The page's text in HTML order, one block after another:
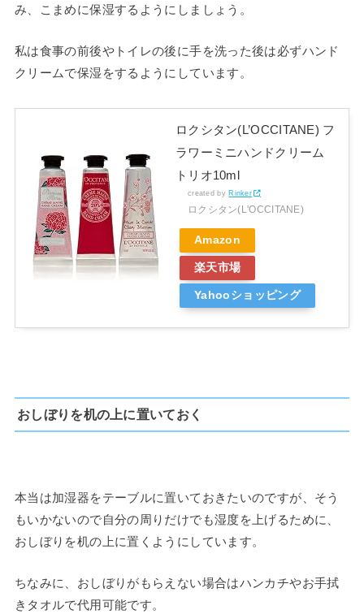
み、こまめに保湿するようにしましょう。
私は食事の前後やトイレの後に手を洗った後は必ずハンド
クリームで保湿をするようにしています。
ロクシタン(L’OCCITANE) フ
ラワーミニハンドクリーム
トリオ10ml
created by Rinker
ロクシタン(L'OCCITANE)
Amazon
楽天市場
Yahooショッピング
おしぼりを机の上に置いておく
本当は加湿器をテーブルに置いておきたいのですが、そう
もいかないので自分の周りだけでも湿度を上げるために、
おしぼりを机の上に置くようにしています。
ちなみに、おしぼりがもらえない場合はハンカチやお手拭
きタオルで代用可能です。